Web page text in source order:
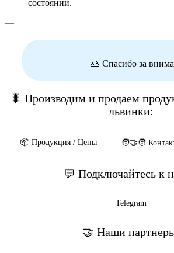
состоянии.
—
🙏 Спасибо за
🐛 Производим и продаем
львинки:
📦️ Продукция / Цены 🧑‍🤝‍🧑
💬 Подключайтесь к
Telegram
🤝 Наши